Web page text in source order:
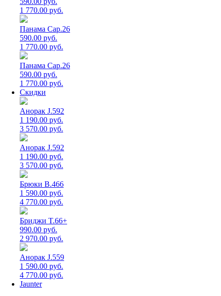
1 770.00 руб.
Панама Cap.26
590.00 руб.
1 770.00 руб.
Панама Cap.26
590.00 руб.
1 770.00 руб.
Скидки
Анорак J.592
1 190.00 руб.
3 570.00 руб.
Анорак J.592
1 190.00 руб.
3 570.00 руб.
Брюки B.466
1 590.00 руб.
4 770.00 руб.
Бриджи T.66+
990.00 руб.
2 970.00 руб.
Анорак J.559
1 590.00 руб.
4 770.00 руб.
Jaunter